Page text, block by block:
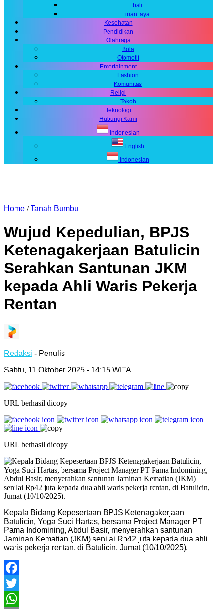
bali
irian jaya
Kesehatan
Pendidikan
Olahraga
Bola
Otomotif
Entertainment
Fashion
Komunitas
Religi
Tokoh
Teknologi
Hubungi Kami
Indonesian
English
Indonesian
Home /Tanah Bumbu
Wujud Kepedulian, BPJS
Ketenagakerjaan Batulicin
Serahkan Santunan JKM
kepada Ahli Waris Pekerja
Rentan
Redaksi - Penulis
Sabtu, 11 Oktober 2025 - 14:15 WITA
URL berhasil dicopy
URL berhasil dicopy
Kepala Bidang Kepesertaan BPJS Ketenagakerjaan
Batulicin, Yoga Suci Hartas, bersama Project Manager PT
Pama Indomining, Abdul Basir, menyerahkan santunan
Jaminan Kematian (JKM) senilai Rp42 juta kepada dua ahli
waris pekerja rentan, di Batulicin, Jumat (10/10/2025).
Facebook
Twitter